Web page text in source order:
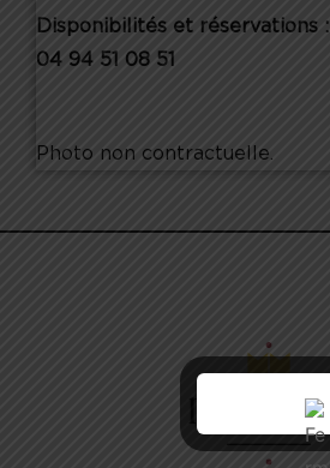
Disponibilités et réservations :
04 94 51 08 51
Photo non contractuelle.